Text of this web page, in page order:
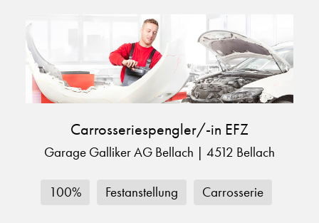
Carrosseriespengler/-in EFZ
Garage Galliker AG Bellach | 4512 Bellach
100% Festanstellung Carrosserie